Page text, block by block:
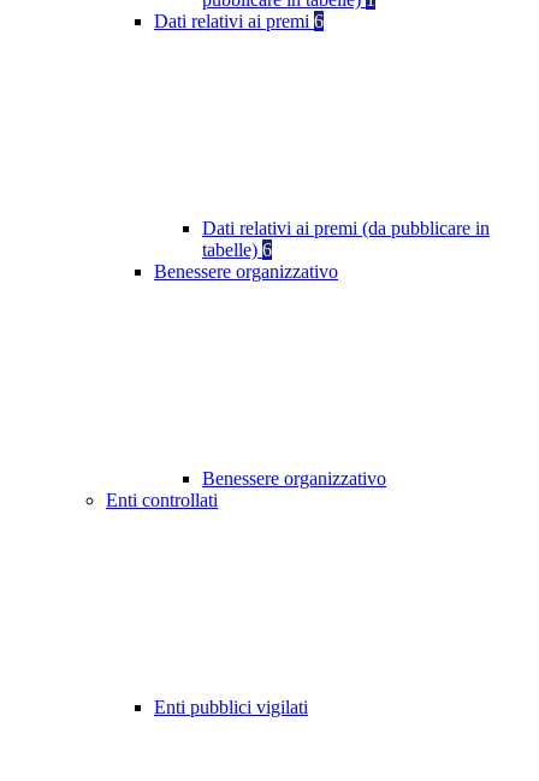
Dati relativi ai premi 6
Dati relativi ai premi (da pubblicare in
tabelle) 6
Benessere organizzativo
Benessere organizzativo
Enti controllati
Enti pubblici vigilati